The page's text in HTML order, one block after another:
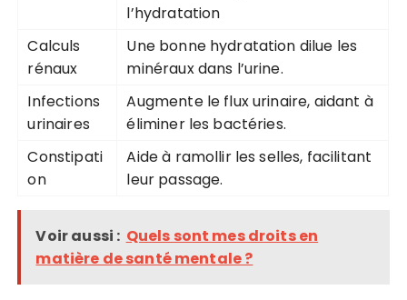
l’hydratation
Calculs
rénaux
Une bonne hydratation dilue les
minéraux dans l’urine.
Infections
urinaires
Augmente le flux urinaire, aidant à
éliminer les bactéries.
Constipati
on
Aide à ramollir les selles, facilitant
leur passage.
Voir aussi : Quels sont mes droits en
matière de santé mentale ?